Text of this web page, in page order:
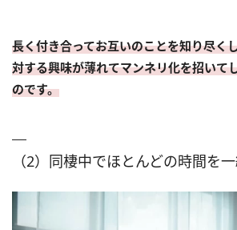
長く付き合ってお互いのことを知り尽く
対する興味が薄れてマンネリ化を招いて
のです。
（2）同棲中でほとんどの時間を